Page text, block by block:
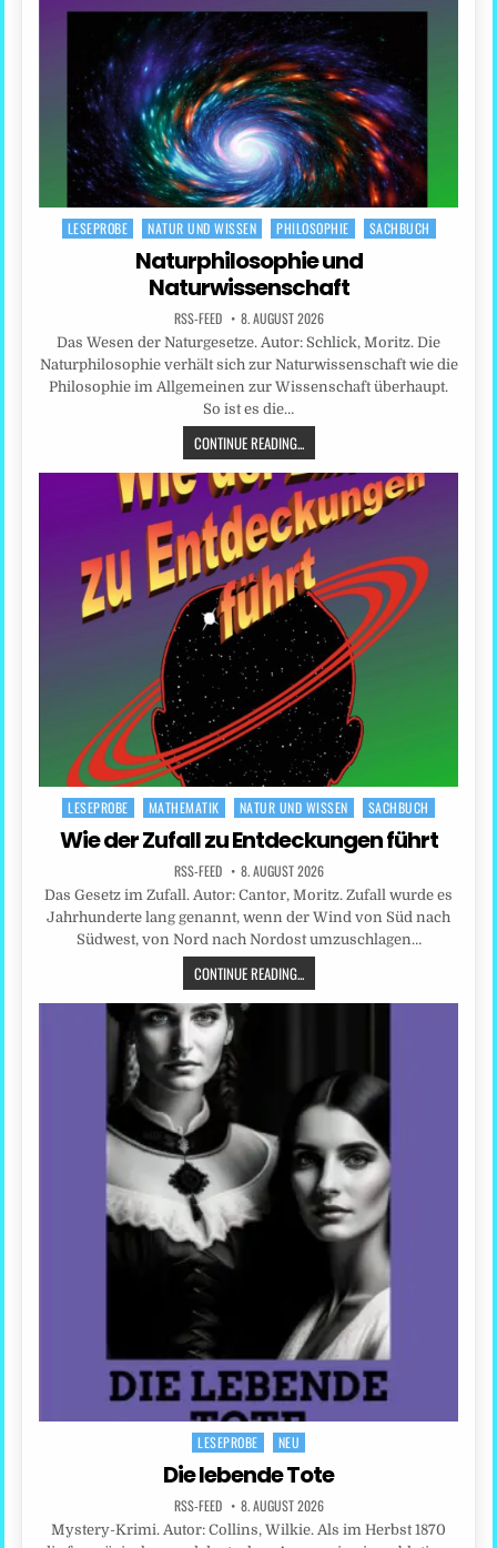
Posted
LESEPROBE NATUR UND WISSEN PHILOSOPHIE SACHBUCH
Naturphilosophie und
Naturwissenschaft
RSS-FEED 8. AUGUST 2026
Das Wesen der Naturgesetze. Autor: Schlick, Moritz. Die
Naturphilosophie verhält sich zur Naturwissenschaft wie die
Philosophie im Allgemeinen zur Wissenschaft überhaupt.
So ist es die…
CONTINUE READING...
Posted
in
LESEPROBE MATHEMATIK NATUR UND WISSEN SACHBUCH
Wie der Zufall zu Entdeckungen führt
RSS-FEED 8. AUGUST 2026
Das Gesetz im Zufall. Autor: Cantor, Moritz. Zufall wurde es
Jahrhunderte lang genannt, wenn der Wind von Süd nach
Südwest, von Nord nach Nordost umzuschlagen…
CONTINUE READING...
Posted
in
LESEPROBE NEU
Die lebende Tote
RSS-FEED 8. AUGUST 2026
Mystery-Krimi. Autor: Collins, Wilkie. Als im Herbst 1870